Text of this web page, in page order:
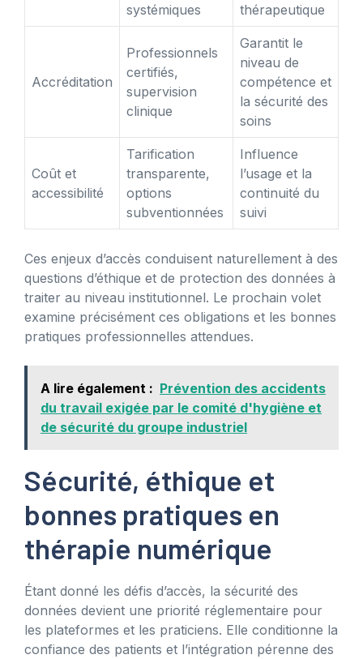
systémiques
thérapeutique
Accréditation
Professionnels
certifiés,
supervision
clinique
Garantit le
niveau de
compétence et
la sécurité des
soins
Coût et
accessibilité
Tarification
transparente,
options
subventionnées
Influence
l’usage et la
continuité du
suivi
Ces enjeux d’accès conduisent naturellement à des
questions d’éthique et de protection des données à
traiter au niveau institutionnel. Le prochain volet
examine précisément ces obligations et les bonnes
pratiques professionnelles attendues.
A lire également : Prévention des accidents
du travail exigée par le comité d'hygiène et
de sécurité du groupe industriel
Sécurité, éthique et
bonnes pratiques en
thérapie numérique
Étant donné les défis d’accès, la sécurité des
données devient une priorité réglementaire pour
les plateformes et les praticiens. Elle conditionne la
confiance des patients et l’intégration pérenne des